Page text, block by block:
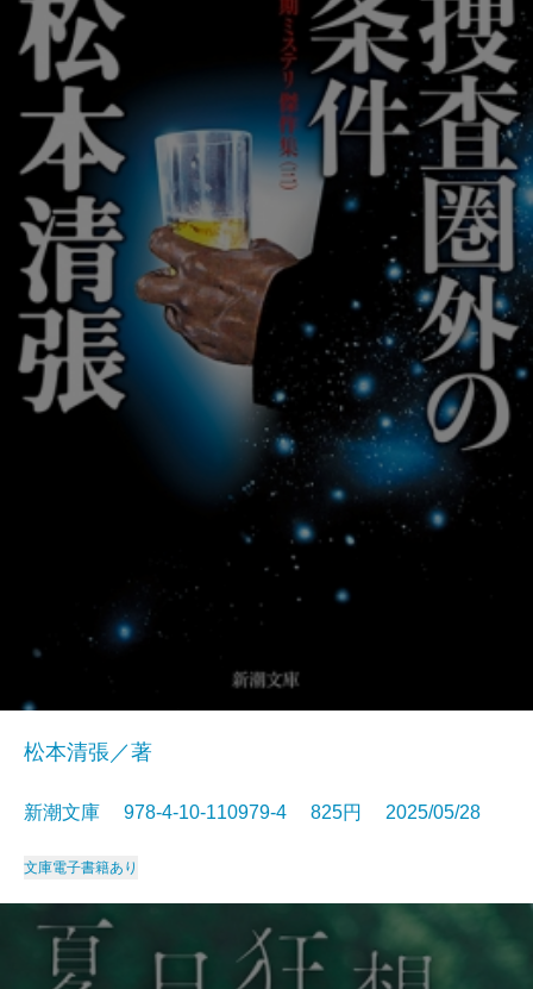
松本清張／著
新潮文庫 978-4-10-110979-4 825円 2025/05/28
文庫電子書籍あり